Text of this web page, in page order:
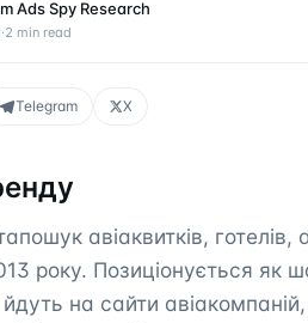
Ads Spy Research
·2 min read
Telegram X
авіаквитків, готелів,
року. Позиціонується як
на сайти